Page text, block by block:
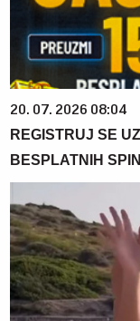
20. 07. 2026 08:04
REGISTRUJ SE
BESPLATNIH